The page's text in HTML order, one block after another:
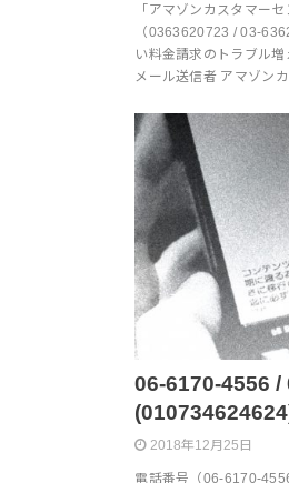
「アマゾンカスタマー
（0363620723 / 03-
い料金請求のトラブル
メール送信者 アマゾン
06-6170-4556 /
2018年12月25日
電話番号（06-6170-